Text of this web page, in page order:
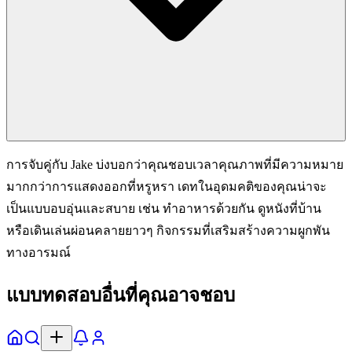
การจับคู่กับ Jake บ่งบอกว่าคุณชอบเวลาคุณภาพที่มีความหมาย
มากกว่าการแสดงออกที่หรูหรา เดทในอุดมคติของคุณน่าจะ
เป็นแบบอบอุ่นและสบาย เช่น ทำอาหารด้วยกัน ดูหนังที่บ้าน
หรือเดินเล่นผ่อนคลายยาวๆ กิจกรรมที่เสริมสร้างความผูกพัน
ทางอารมณ์
แบบทดสอบอื่นที่คุณอาจชอบ
หน้าแรก
สำรวจ แจ้งเตือน